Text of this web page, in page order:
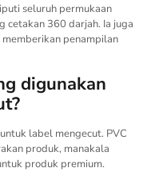
seluruh permukaan
cetakan 360 darjah. Ia juga
penampilan
digunakan
label mengecut. PVC
produk, manakala
produk premium.